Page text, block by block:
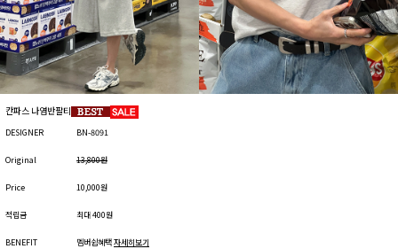
칸파스 나염반팔티
DESIGNER BN-8091
Original 13,800원
Price 10,000원
적립금 최대 400원
BENEFIT 멤버쉽혜택자세히보기